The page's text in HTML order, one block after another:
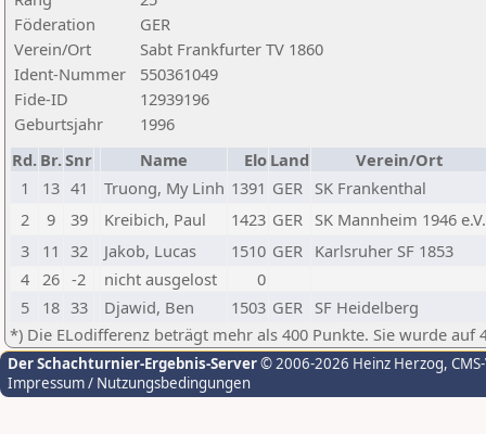
Föderation
GER
Verein/Ort
Sabt Frankfurter TV 1860
Ident-Nummer
550361049
Fide-ID
12939196
Geburtsjahr
1996
Rd. Br.Snr Name Elo Land
Verein/Ort
1
13 41 Truong, My Linh 1391 GER SK Frankenthal
2
9 39 Kreibich, Paul 1423 GER SK Mannheim 1946 e.V.
3
11 32 Jakob, Lucas 1510 GER Karlsruher SF 1853
4
26 -2 nicht ausgelost
0
5
18 33 Djawid, Ben 1503 GER SF Heidelberg
*) Die ELodifferenz beträgt mehr als 400 Punkte. Sie wurde auf
Der Schachturnier-Ergebnis-Server© 2006-2026 Heinz Herzog,
Impressum / Nutzungsbedingungen